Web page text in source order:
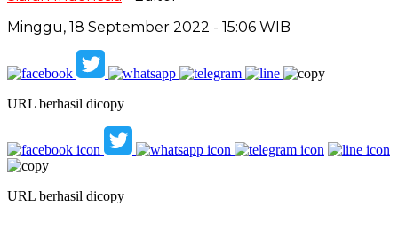
Minggu, 18 September 2022 - 15:06 WIB
URL berhasil dicopy
URL berhasil dicopy